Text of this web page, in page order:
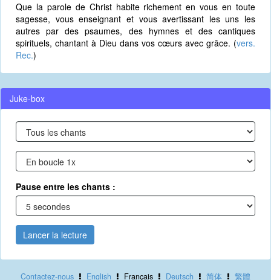
Que la parole de Christ habite richement en vous en toute
sagesse, vous enseignant et vous avertissant les uns les
autres par des psaumes, des hymnes et des cantiques
spirituels, chantant à Dieu dans vos cœurs avec grâce. (vers.
Rec.)
Juke-box
Pause entre les chants :
Lancer la lecture
Contactez-nous English Français Deutsch 简体 繁體